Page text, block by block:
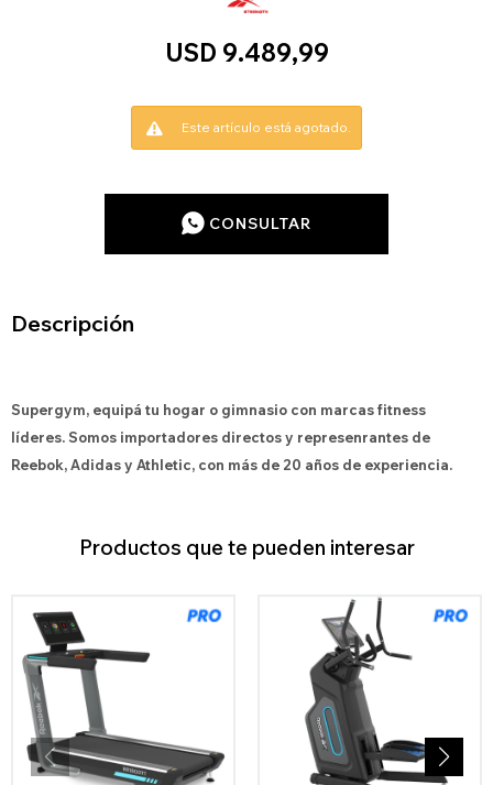
USD 9.489,99
Este artículo está agotado.
CONSULTAR
Descripción
Supergym, equipá tu hogar o gimnasio con marcas fitness
líderes. Somos importadores directos y represenrantes de
Reebok, Adidas y Athletic, con más de 20 años de experiencia.
Productos que te pueden interesar